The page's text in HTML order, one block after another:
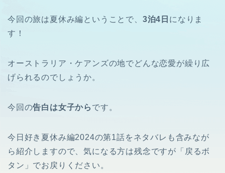
今回の旅は夏休み編ということで、 3泊4日 になりま
す！
オーストラリア・ケアンズの地でどんな恋愛が繰り広
げられるのでしょうか。
今回の告白は女子から です。
今日好き夏休み編2024の第1話をネタバレも含みなが
ら紹介しますので、気になる方は残念ですが「戻るボ
タン」でお戻りください。